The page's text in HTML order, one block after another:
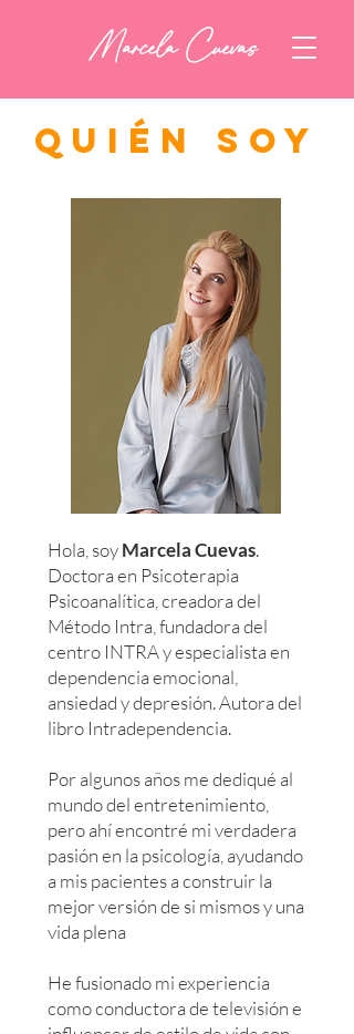
Marcela Cuevas
QUIÉN SOY
Hola, soyMarcela Cuevas.
Doctora en Psicoterapia
Psicoanalítica, creadora del
Método Intra, fundadora del
centro INTRA y especialista en
dependencia emocional,
ansiedad y depresión. Autora del
libro Intradependencia.
Por algunos años me dediqué al
mundo del entretenimiento,
pero ahí encontré mi verdadera
pasión en la psicología, ayudando
a mis pacientes a construir la
mejor versión de si mismos y una
vida plena
He fusionado mi experiencia
como conductora de televisión e